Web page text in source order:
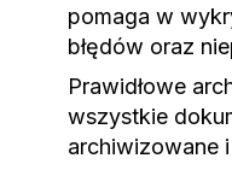
pomaga w
błędów oraz
Prawidłowe
wszystkie
archiwizowane